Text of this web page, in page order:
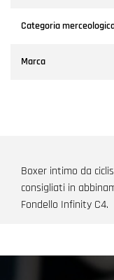
Categoria
Marca
Boxer intimo da
consigliati in
Fondello Infinity C4.